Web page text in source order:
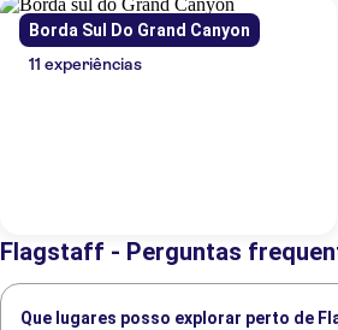
Borda Sul Do Grand Canyon
11 experiências
Flagstaff - Perguntas
Que lugares posso explorar perto de